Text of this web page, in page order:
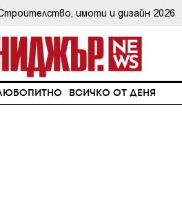
имоти и дизайн 2026
ВСИЧКО ОТ ДЕНЯ